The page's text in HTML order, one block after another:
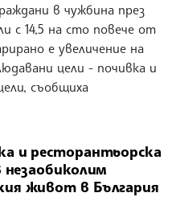
в чужбина през
с 14,5 на сто повече от
е увеличение на
цели - почивка и
съобщиха
и ресторантьорска
незаобиколим
живот в България